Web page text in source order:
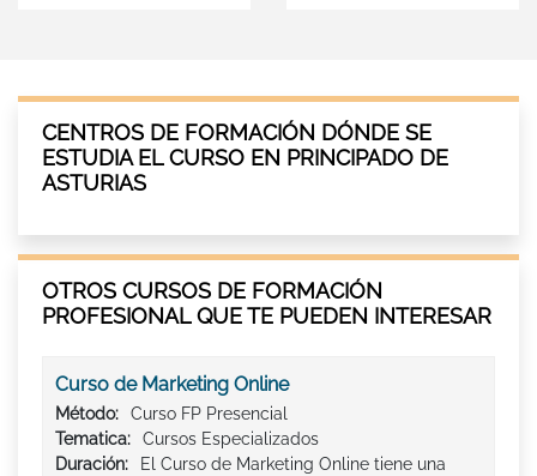
CENTROS DE FORMACIÓN DÓNDE SE
ESTUDIA EL CURSO EN PRINCIPADO DE
ASTURIAS
OTROS CURSOS DE FORMACIÓN
PROFESIONAL QUE TE PUEDEN INTERESAR
Curso de Marketing Online
Método:
Curso FP Presencial
Tematica:
Cursos Especializados
Duración:
El Curso de Marketing Online tiene una